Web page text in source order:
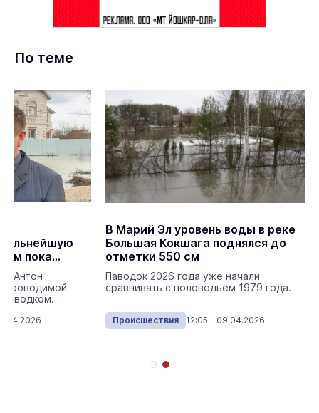
По теме
пока
Антон
проводимой
паводком.
В Марий Эл уровень воды в реке
Большая Кокшага поднялся до
отметки 550 см
Паводок 2026 года уже начали
сравнивать с половодьем 1979 года.
Происшествия 12:05 09.04.2026